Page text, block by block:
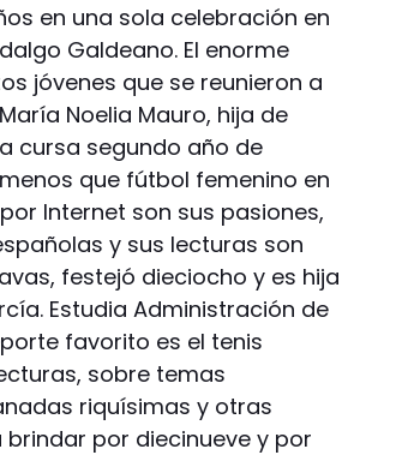
en una sola celebración en
Galdeano. El enorme
jóvenes que se reunieron a
Noelia Mauro, hija de
cursa segundo año de
que fútbol femenino en
Internet son sus pasiones,
y sus lecturas son
festejó dieciocho y es hija
Estudia Administración de
favorito es el tenis
sobre temas
riquísimas y otras
por diecinueve y por